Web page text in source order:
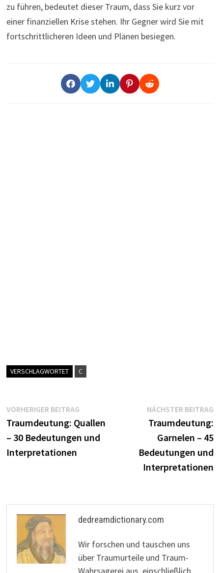
zu führen, bedeutet dieser Traum, dass Sie kurz vor
einer finanziellen Krise stehen. Ihr Gegner wird Sie mit
fortschrittlicheren Ideen und Plänen besiegen.
VERSCHLAGWORTET C
Beitragsnavigation
VORHERIGER BEITRAGVorheriger
Beitrag:
Traumdeutung: Quallen
– 30 Bedeutungen und
Interpretationen
NÄCHSTER BEITRAG
Traumdeutung:
Garnelen – 45
Bedeutungen und
Interpretationen
dedreamdictionary.com
Wir forschen und tauschen uns
über Traumurteile und Traum-
Wahrsagerei aus, einschließlich